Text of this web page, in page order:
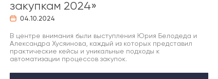
закупкам 2024»
04.10.2024
В центре внимания были выступления Юрия Белодеда и
Александра Хусяинова, каждый из которых представил
практические кейсы и уникальные подходы к
автоматизации процессов закупок.